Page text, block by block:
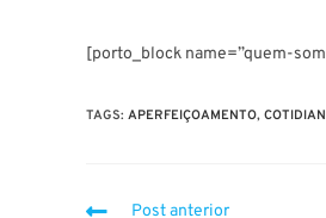
[porto_block name=”quem-
TAGS: APERFEIÇOAMENTO,
Post anterior